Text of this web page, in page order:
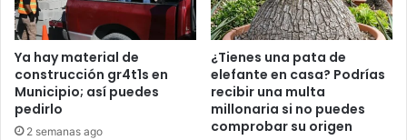
Ya hay material de
construcción gr4t1s en
Municipio; así puedes
pedirlo
2 semanas ago
¿Tienes una pata de
elefante en casa? Podrías
recibir una multa
millonaria si no puedes
comprobar su origen